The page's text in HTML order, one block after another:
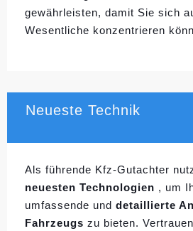
gewährleisten, damit Sie sich
Wesentliche konzentrieren
Neueste Technik
Als führende Kfz-Gutachter
neuesten Technologien , um
umfassende und detaillierte
Fahrzeugs zu bieten.